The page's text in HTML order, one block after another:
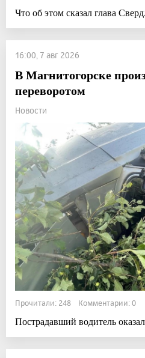
Что об этом сказал глава
16:00, 7 авг 2026
В Магнитогорске
переворотом
Новости
Прочитали: 248 Комментарии: 0
Пострадавший водитель